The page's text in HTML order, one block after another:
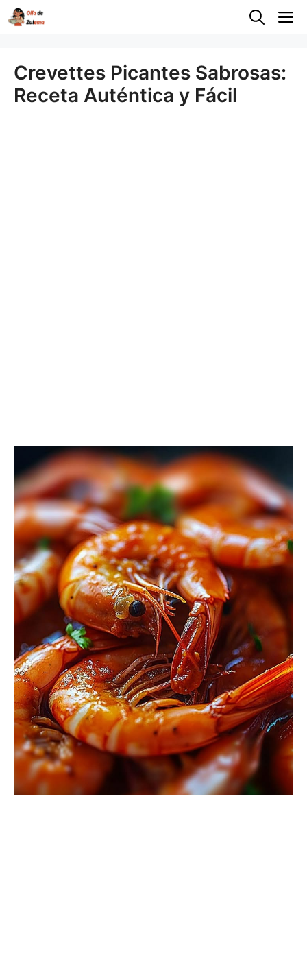
Saltar
Crevettes Picantes Sabrosas:
Receta Auténtica y Fácil